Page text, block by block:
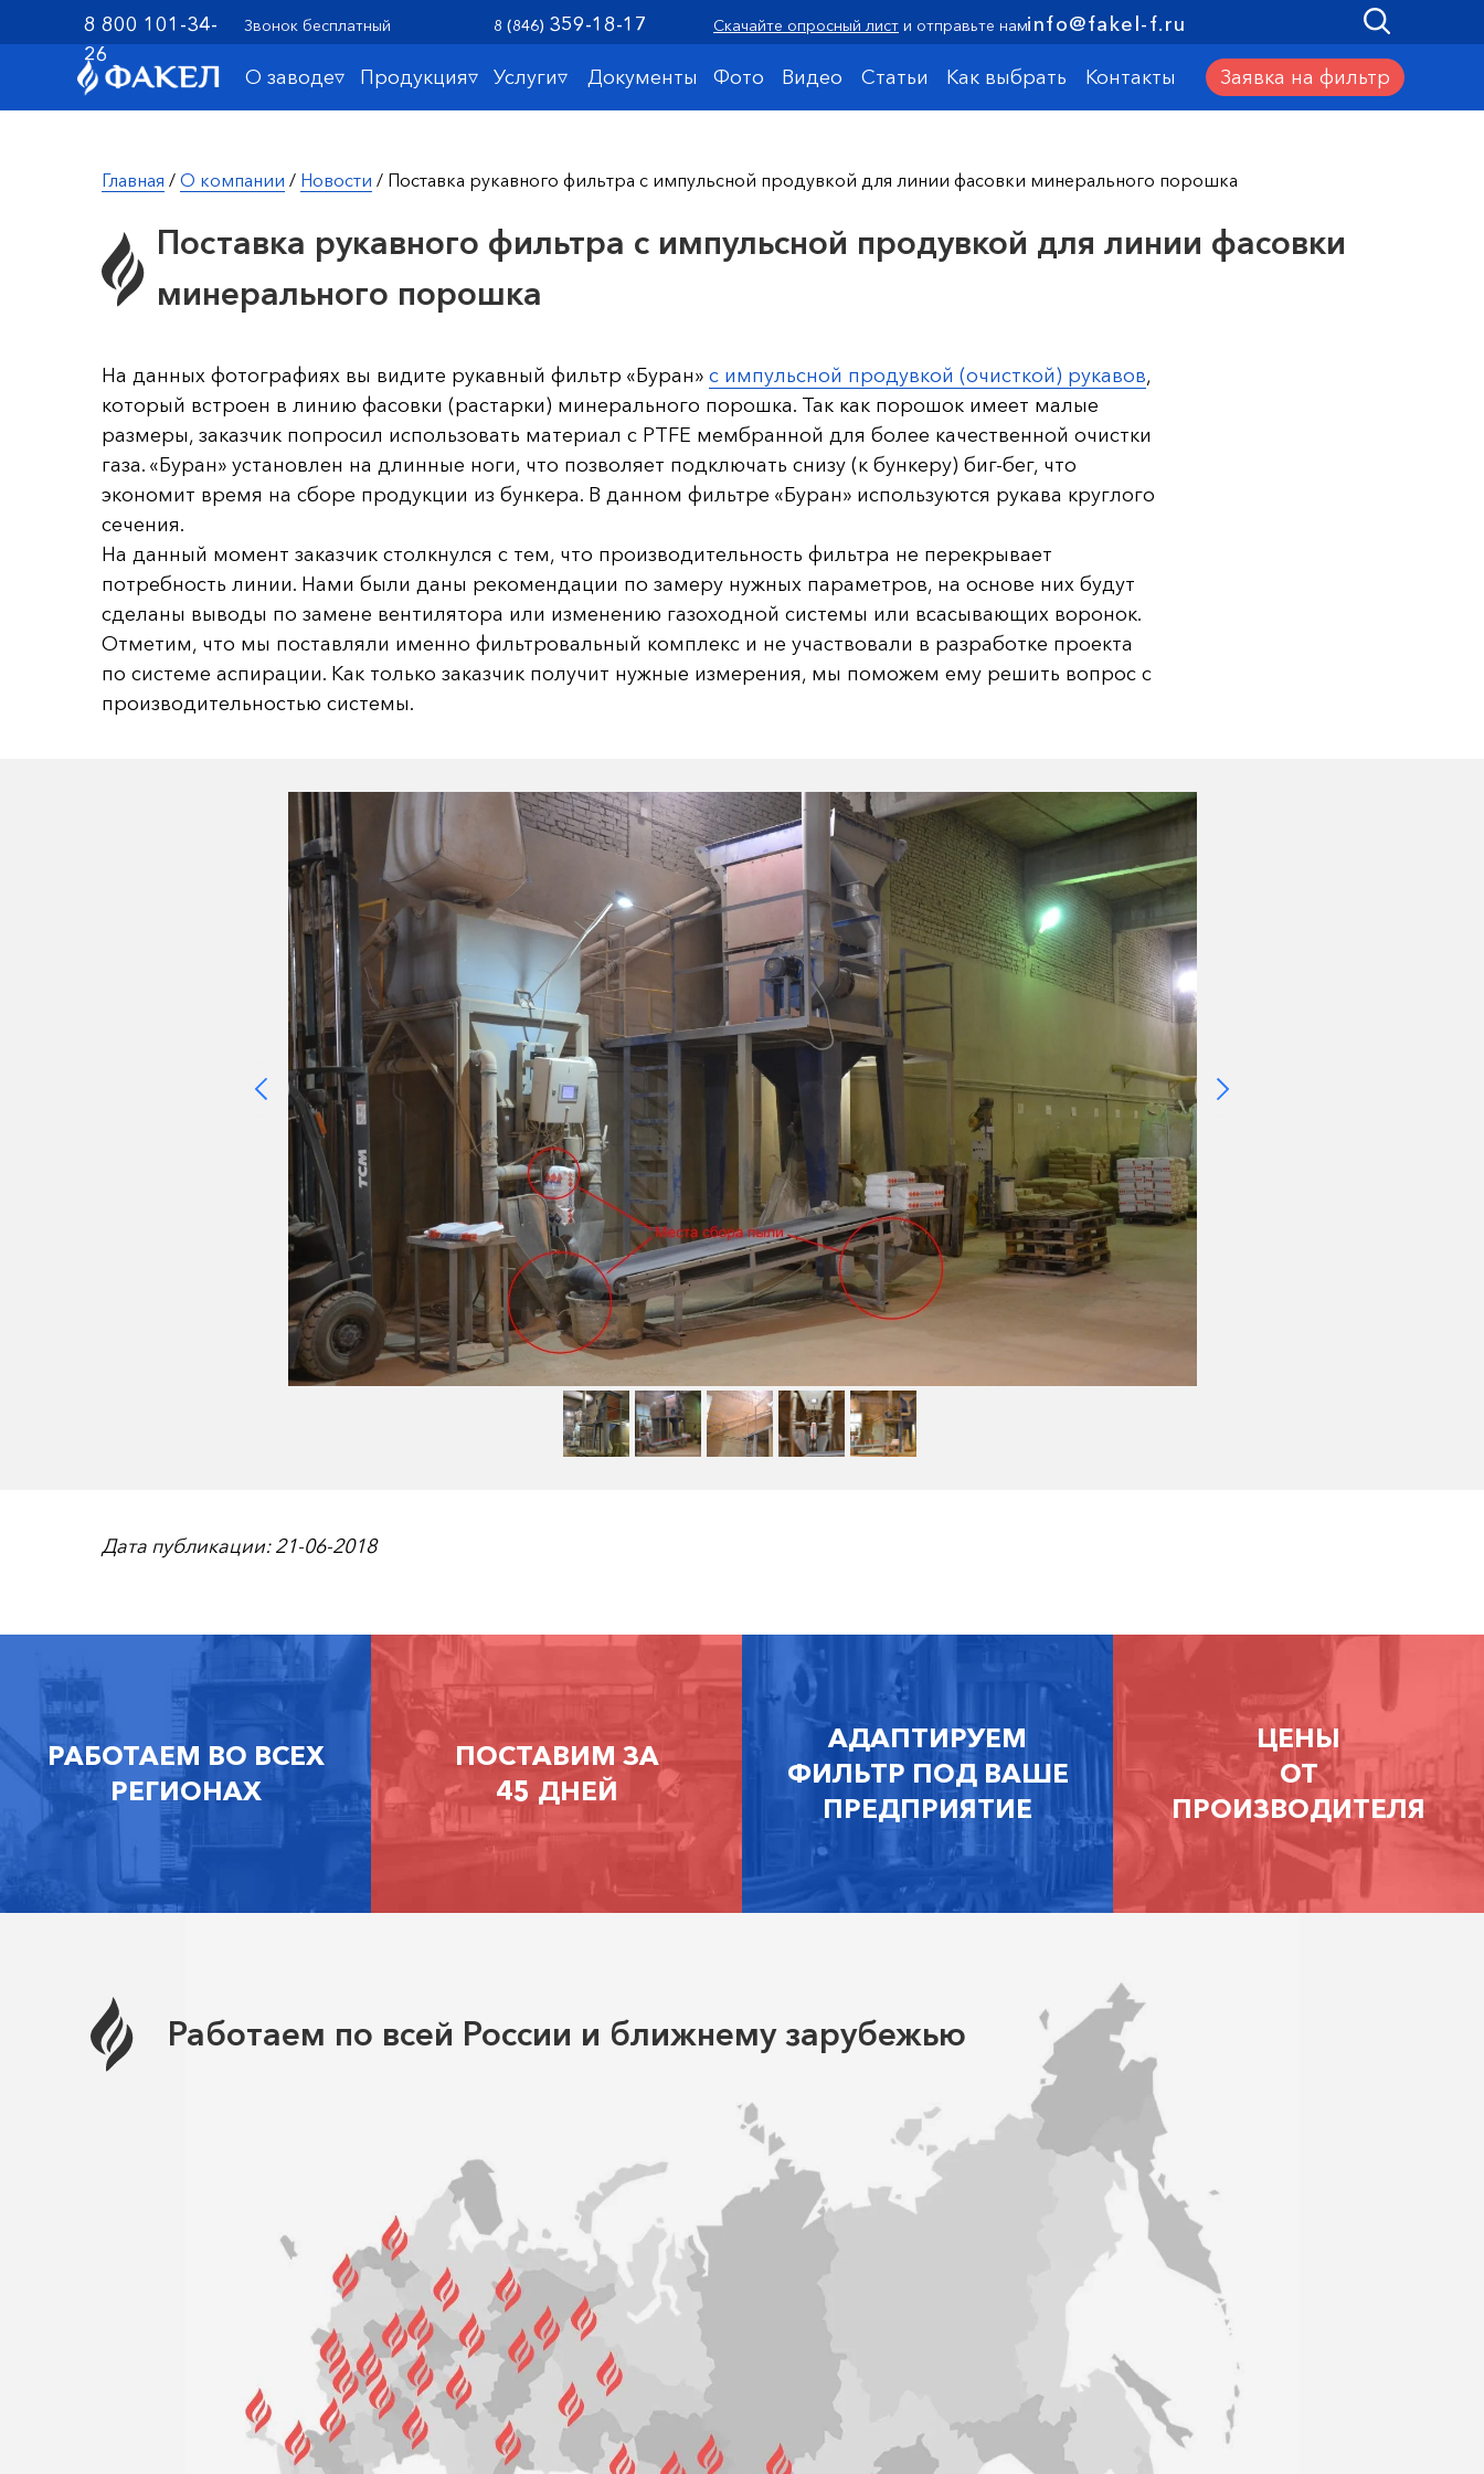
8 800 101-34-
26
Звонок бесплатный
О заводе▿ Продукция▿ Услуги▿ Документы Контакты Заявка на фильтр
Фото Видео Как выбрать
Статьи
Скачайте опросный лист и отправьте намinfo@fakel-f.ru
359-18-17
8 (846)
Главная / О компании / Новости / Поставка рукавного фильтра с импульсной продувкой для линии фасовки минерального порошка
Поставка рукавного фильтра с импульсной продувкой для линии фасовки
минерального порошка
На данных фотографиях вы видите рукавный фильтр «Буран» с импульсной продувкой (очисткой) рукавов,
который встроен в линию фасовки (растарки) минерального порошка. Так как порошок имеет малые
размеры, заказчик попросил использовать материал с PTFE мембранной для более качественной очистки
газа. «Буран» установлен на длинные ноги, что позволяет подключать снизу (к бункеру) биг-бег, что
экономит время на сборе продукции из бункера. В данном фильтре «Буран» используются рукава круглого
сечения.
На данный момент заказчик столкнулся с тем, что производительность фильтра не перекрывает
потребность линии. Нами были даны рекомендации по замеру нужных параметров, на основе них будут
сделаны выводы по замене вентилятора или изменению газоходной системы или всасывающих воронок.
Отметим, что мы поставляли именно фильтровальный комплекс и не участвовали в разработке проекта
по системе аспирации. Как только заказчик получит нужные измерения, мы поможем ему решить вопрос с
производительностью системы.
Дата публикации: 21-06-2018
РАБОТАЕМ ВО ВСЕХ
РЕГИОНАХ
ПОСТАВИМ ЗА
45 ДНЕЙ
АДАПТИРУЕМ
ФИЛЬТР ПОД ВАШЕ
ПРЕДПРИЯТИЕ
ЦЕНЫ
ОТ
ПРОИЗВОДИТЕЛЯ
Работаем по всей России и ближнему зарубежью